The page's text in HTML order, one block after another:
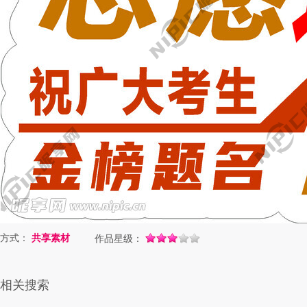
方式： 共享素材 作品星级：
相关搜索